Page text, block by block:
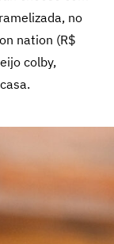
no
nation (R$
colby,